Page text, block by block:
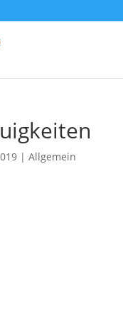
|Allgemein